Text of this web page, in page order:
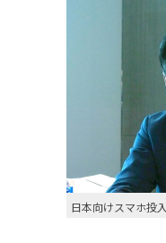
日本向けスマホ投